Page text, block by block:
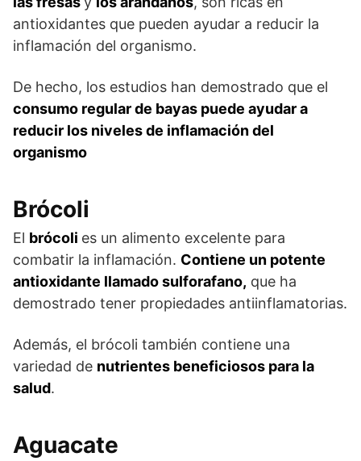
antioxidantes que pueden ayudar a reducir la
inflamación del organismo.
De hecho, los estudios han demostrado que el
consumo regular de bayas puede ayudar a
reducir los niveles de inflamación del
organismo
Brócoli
El brócoli es un alimento excelente para
combatir la inflamación. Contiene un potente
antioxidante llamado sulforafano, que ha
demostrado tener propiedades antiinflamatorias.
Además, el brócoli también contiene una
variedad de nutrientes beneficiosos para la
salud.
Aguacate